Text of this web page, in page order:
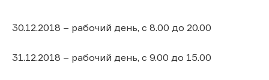
30.12.2018 – рабочий день, с 8.00 до 20.00
31.12.2018 – рабочий день, с 9.00 до 15.00